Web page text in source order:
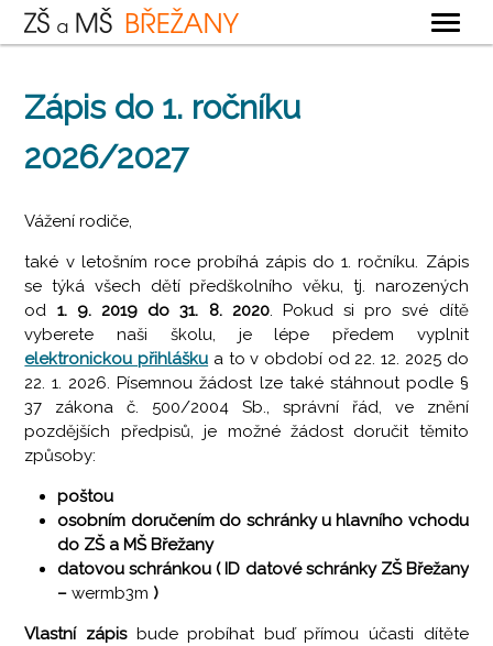
ZÁKLADNÍ ŠKOLA
MATEŘSKÁ ŠKOLA
KONTAKTY
Zápis do 1. ročníku
2026/2027
Vážení rodiče,
také v letošním roce probíhá zápis do 1. ročníku. Zápis
se týká všech dětí předškolního věku, tj. narozených
od 1. 9. 2019 do 31. 8. 2020. Pokud si pro své dítě
vyberete naši školu, je lépe předem vyplnit
elektronickou přihlášku a to v období od 22. 12. 2025 do
22. 1. 2026. Písemnou žádost lze také stáhnout podle §
37 zákona č. 500/2004 Sb., správní řád, ve znění
pozdějších předpisů, je možné žádost doručit těmito
způsoby:
poštou
osobním doručením do schránky u hlavního vchodu
do ZŠ a MŠ Břežany
datovou schránkou ( ID datové schránky ZŠ Břežany
–wermb3m )
Vlastní zápisbude probíhat buď přímou účasti dítěte